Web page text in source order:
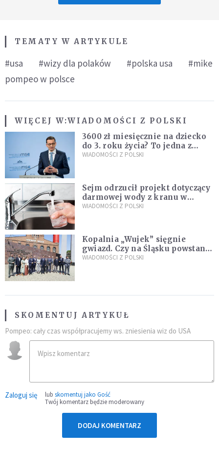
TEMATY W ARTYKULE
#usa #wizy dla polaków #polska usa
#mike
pompeo w polsce
WIĘCEJ W:WIADOMOŚCI Z POLSKI
3600 zł miesięcznie na dziecko
do 3. roku życia? To jedna z
propozycji programu "Rozwój
WIADOMOŚCI Z POLSKI
Sejm odrzucił projekt dotyczący
darmowej wody z kranu w
restauracjach
WIADOMOŚCI Z POLSKI
Kopalnia „Wujek” sięgnie
gwiazd. Czy na Śląsku powstanie
„Dolina Krzemowa”?
WIADOMOŚCI Z POLSKI
SKOMENTUJ ARTYKUŁ
Pompeo: cały czas współpracujemy ws. zniesienia wiz do USA
Zaloguj się lub skomentuj jako Gość
Twój komentarz będzie moderowany
DODAJ KOMENTARZ